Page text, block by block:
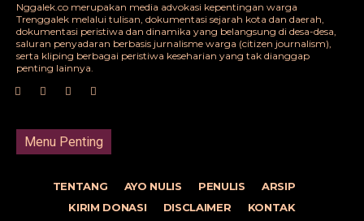
Nggalek.co merupakan media advokasi kepentingan warga
Trenggalek melalui tulisan, dokumentasi sejarah kota dan daerah,
dokumentasi peristiwa dan dinamika yang belangsung di desa-desa,
saluran penyadaran berbasis jurnalisme warga (citizen journalism),
serta kliping berbagai peristiwa keseharian yang tak dianggap
penting lainnya.
Menu Penting
TENTANG AYO NULIS PENULIS
ARSIP
KIRIM DONASI
DISCLAIMER KONTAK